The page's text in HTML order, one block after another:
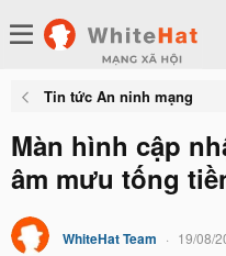
Tin tức An ninh mạng
Màn hình cập
âm mưu tống
WhiteHat Team 19/08/